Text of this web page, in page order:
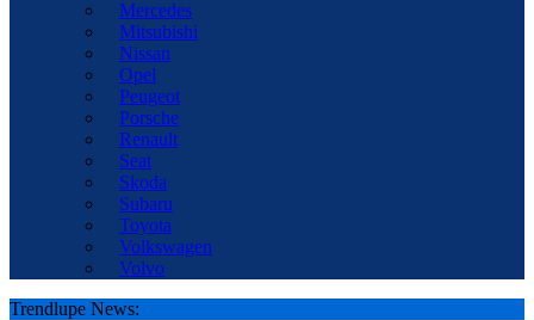
Mercedes
Mitsubishi
Nissan
Opel
Peugeot
Porsche
Renault
Seat
Skoda
Subaru
Toyota
Volkswagen
Volvo
Trendlupe News: